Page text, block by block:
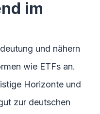
im
und nähern
wie ETFs an.
Horizonte und
zur deutschen